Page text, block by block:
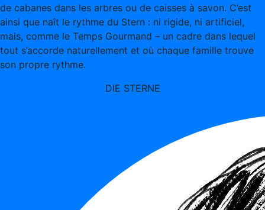
de cabanes dans les arbres ou de caisses à savon. C’est
ainsi que naît le rythme du Stern : ni rigide, ni artificiel,
mais, comme le Temps Gourmand – un cadre dans lequel
tout s’accorde naturellement et où chaque famille trouve
son propre rythme.
DIE STERNE